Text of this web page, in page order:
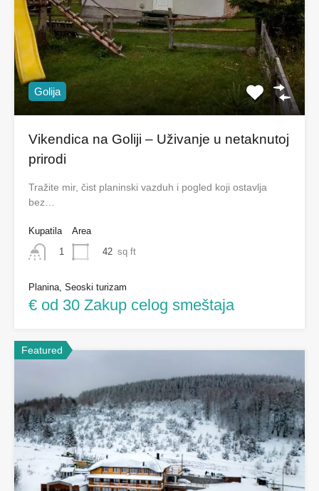
Golija
Vikendica na Goliji – Uživanje u netaknutoj
prirodi
Tražite mir, čist planinski vazduh i pogled koji ostavlja
Kupatila
Area
Planina, Seoski turizam
€ od 30 Zakup celog smeštaja
Featured